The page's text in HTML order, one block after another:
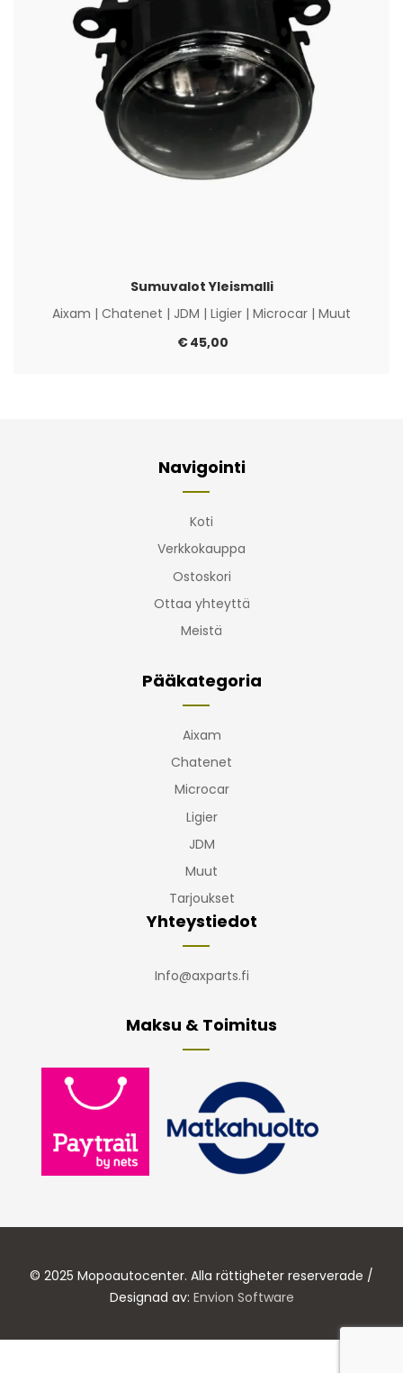
Sumuvalot Yleismalli
Aixam | Chatenet | JDM | Ligier | Microcar | Muut
€45,00
Navigointi
Koti
Verkkokauppa
Ostoskori
Ottaa yhteyttä
Meistä
Pääkategoria
Aixam
Chatenet
Microcar
Ligier
JDM
Muut
Tarjoukset
Yhteystiedot
Info@axparts.fi
Maksu & Toimitus
© 2025 Mopoautocenter. Alla rättigheter reserverade /
Designad av: Envion Software